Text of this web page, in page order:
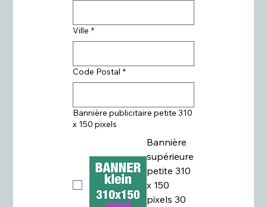
Ville *
Code Postal *
Bannière publicitaire petite 310
x 150 pixels
Bannière
supérieure
petite 310
x 150
pixels 30